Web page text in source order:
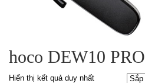
hoco DEW10 PRO
Hiển thị kết quả duy nhất